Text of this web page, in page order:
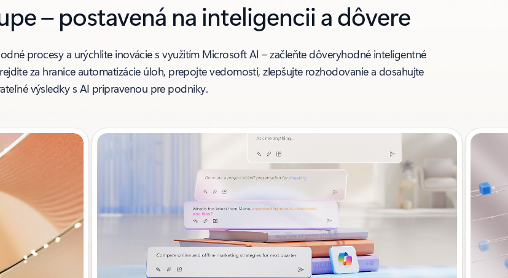
– postavená na inteligencii a dôvere
procesy a urýchlite inovácie s využitím Microsoft AI – začleňte dôveryhodné inteligentné
za hranice automatizácie úloh, prepojte vedomosti, zlepšujte rozhodovanie a dosahujte
výsledky s AI pripravenou pre podniky.